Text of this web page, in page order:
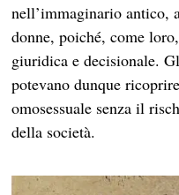
nell’immaginario antico,
donne, poiché, come
giuridica e decisionale.
potevano dunque
omosessuale senza il
della società.